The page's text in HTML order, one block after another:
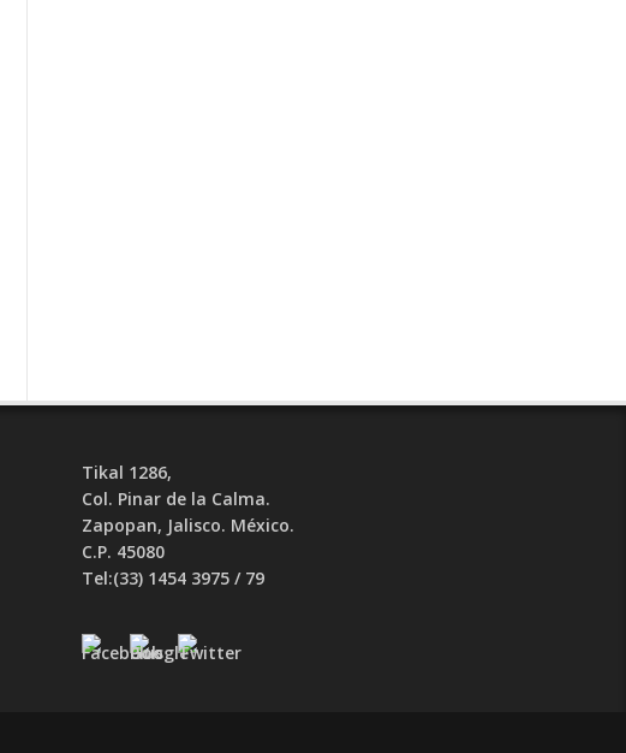
Tikal 1286,
Col. Pinar de la Calma.​
Zapopan, Jalisco. México.
C.P. 45080​
Tel:(33) 1454 3975 / 79